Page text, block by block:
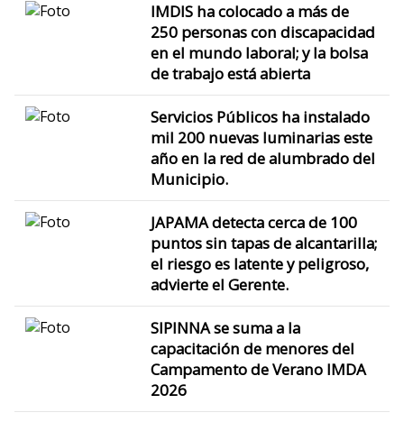
IMDIS ha colocado a más de
250 personas con discapacidad
en el mundo laboral; y la bolsa
de trabajo está abierta
Servicios Públicos ha instalado
mil 200 nuevas luminarias este
año en la red de alumbrado del
Municipio.
JAPAMA detecta cerca de 100
puntos sin tapas de alcantarilla;
el riesgo es latente y peligroso,
advierte el Gerente.
SIPINNA se suma a la
capacitación de menores del
Campamento de Verano IMDA
2026